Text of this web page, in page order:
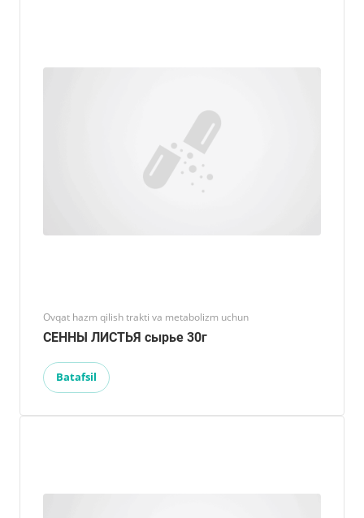
Ovqat hazm qilish trakti va metabolizm uchun
СЕННЫ ЛИСТЬЯ сырье 30г
Batafsil